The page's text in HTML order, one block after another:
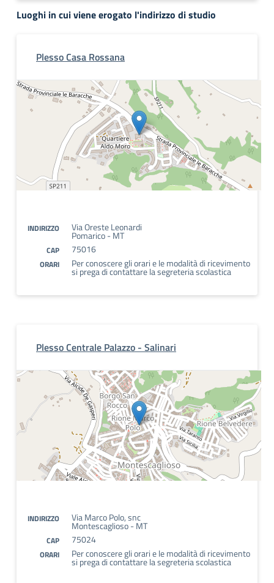
Luoghi in cui viene erogato l'indirizzo di studio
Plesso Casa Rossana
INDIRIZZO Via Oreste Leonardi
Pomarico - MT
CAP 75016
ORARI Per conoscere gli orari e le modalità di ricevimento
si prega di contattare la segreteria scolastica
Plesso Centrale Palazzo - Salinari
INDIRIZZO Via Marco Polo, snc
Montescaglioso - MT
CAP 75024
ORARI Per conoscere gli orari e le modalità di ricevimento
si prega di contattare la segreteria scolastica